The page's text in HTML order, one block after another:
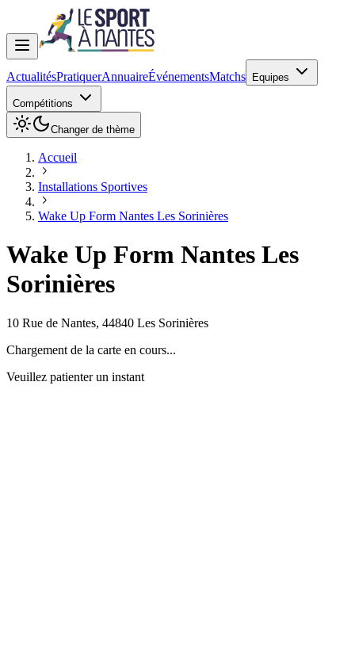
ActualitésPratiquerAnnuaireÉvénementsMatchs Equipes
Compétitions
Changer de thème
Accueil
Installations Sportives
Wake Up Form Nantes Les Sorinières
Wake Up Form Nantes Les
Sorinières
10 Rue de Nantes, 44840 Les Sorinières
Chargement de la carte en cours...
Veuillez patienter un instant